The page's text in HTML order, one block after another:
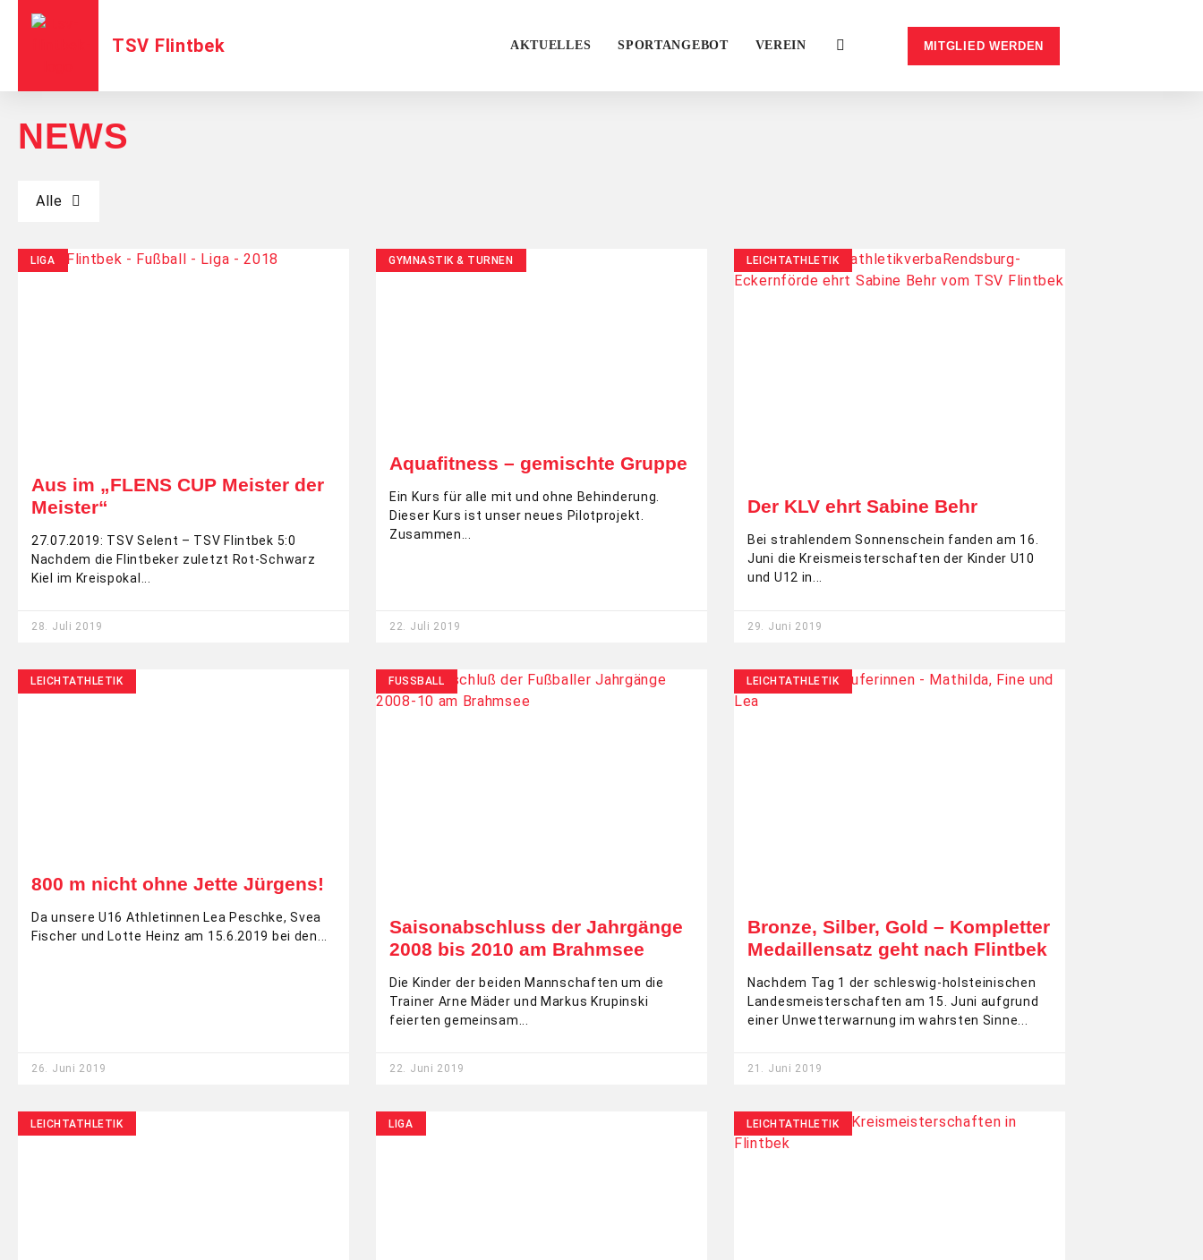
TSV Flintbek AKTUELLES SPORTANGEBOT VEREIN MITGLIED WERDEN
NEWS
Alle
LIGA
Aus im „FLENS CUP Meister der
Meister“
27.07.2019: TSV Selent – TSV Flintbek 5:0
Nachdem die Flintbeker zuletzt Rot-Schwarz
Kiel im Kreispokal
28. Juli 2019
GYMNASTIK & TURNEN
Aquafitness – gemischte Gruppe
Ein Kurs für alle mit und ohne Behinderung.
Dieser Kurs ist unser neues Pilotprojekt.
Zusammen
22. Juli 2019
LEICHTATHLETIK
Der KLV ehrt Sabine Behr
Bei strahlendem Sonnenschein fanden am 16.
Juni die Kreismeisterschaften der Kinder U10
und U12 in
29. Juni 2019
LEICHTATHLETIK
800 m nicht ohne Jette Jürgens!
Da unsere U16 Athletinnen Lea Peschke, Svea
Fischer und Lotte Heinz am 15.6.2019 bei den
26. Juni 2019
FUSSBALL
Saisonabschluss der Jahrgänge
2008 bis 2010 am Brahmsee
Die Kinder der beiden Mannschaften um die
Trainer Arne Mäder und Markus Krupinski
feierten gemeinsam
22. Juni 2019
LEICHTATHLETIK
Bronze, Silber, Gold – Kompletter
Medaillensatz geht nach Flintbek
Nachdem Tag 1 der schleswig-holsteinischen
Landesmeisterschaften am 15. Juni aufgrund
einer Unwetterwarnung im wahrsten Sinne
21. Juni 2019
LEICHTATHLETIK LIGA LEICHTATHLETIK